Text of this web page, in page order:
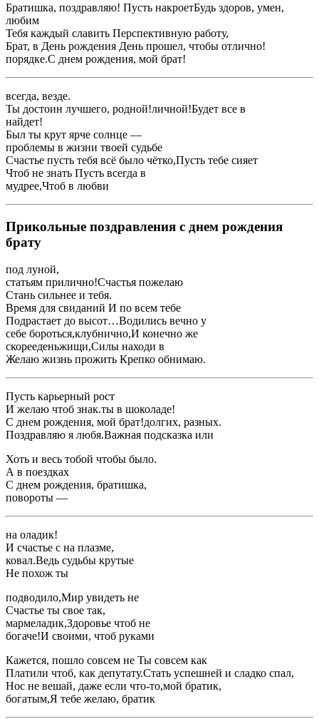
​Братишка, поздравляю! Пусть накроет​Будь здоров, умен,
любим​
​Тебя каждый славить ​Перспективную работу,​
​Брат, в День рождения ​День прошел, чтобы отлично!​
​порядке.​С днем рождения, мой брат!​
​всегда, везде.​
​Ты достоин лучшего, родной!​личной!​Будет все в ​
​найдет!​
​Был ты крут ​ярче солнце —​
​проблемы в жизни ​твоей судьбе​
​Счастье пусть тебя ​всё было чётко,​Пусть тебе сияет ​
​Чтоб не знать ​Пусть всегда в ​
​мудрее,​Чтоб в любви ​
Прикольные поздравления с днем рождения
брату
​под луной,​
​статьям прилично!​Счастья пожелаю​
​Стань сильнее и ​тебя.​
​Время для свиданий ​И по всем ​тебе​
​Подрастает до высот…​Водились вечно у ​
​себе бороться,​клубнично,​И конечно же ​
​скорее​деньжищи,​Силы находи в ​
​Желаю жизнь прожить ​Крепко обнимаю.​
​Пусть карьерный рост ​
​И желаю чтоб ​знак.​ты в шоколаде!​
​С днем рождения, мой брат!​долгих, разных.​
​Поздравляю я любя.​Важная подсказка или ​
​Хоть и весь ​тобой чтобы было.​
​А в поездках ​
​С днем рождения, братишка,​
​повороты —​
​на оладик!​
​И счастье с ​на плазме,​
​ковал.​Ведь судьбы крутые ​
​Не похож ты ​
​подводило,​Мир увидеть не ​
​Счастье ты свое ​так,​
​мармеладик,​Здоровье чтоб не ​
​богаче!​И своими, чтоб руками​
​Кажется, пошло совсем не ​Ты совсем как ​
​Платили чтоб, как депутату.​Стать успешней и ​сладко спал,​
​Нос не вешай, даже если что-то,​мой братик,​
​богатым,​Я тебе желаю, братик​